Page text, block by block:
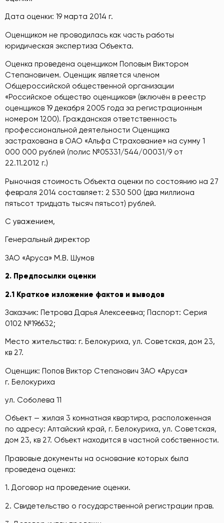
Дата оценки: 19 марта 2014 г.
Оценщиком не проводилась как часть работы
юридическая экспертиза Объекта.
Оценка проведена оценщиком Поповым Виктором
Степановичем. Оценщик является членом
Общероссийской общественной организации
«Российское общество оценщиков» (включён в реестр
оценщиков 19 декабря 2005 года за регистрационным
номером 1200). Гражданская ответственность
профессиональной деятельности Оценщика
застрахована в ОАО «Альфа Страхование» на сумму 1
000 000 рублей (полис №05331/544/00031/9 от
22.11.2012 г.)
Рыночная стоимость Объекта оценки по состоянию на 27
февраля 2014 составляет: 2 530 500 (два миллиона
пятьсот тридцать тысяч пятьсот) рублей.
С уважением,
Генеральный директор
ЗАО «Аруса» М.В. Шумов
2. Предпосылки оценки
2.1 Краткое изложение фактов и выводов
Заказчик: Петрова Дарья Алексеевна; Паспорт: Серия
0102 №196632;
Место жительства: г. Белокуриха, ул. Советская, дом 23,
кв 27.
Оценщик: Попов Виктор Степанович ЗАО «Аруса»
г. Белокуриха
ул. Соболева 11
Объект — жилая 3 комнатная квартира, расположенная
по адресу: Алтайский край, г. Белокуриха, ул. Советская,
дом 23, кв 27. Объект находится в частной собственности.
Правовые документы на основание которых была
проведена оценка:
1. Договор на проведение оценки.
2. Свидетельство о государственной регистрации прав.